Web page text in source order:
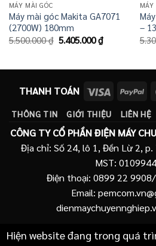
MÁY MÀI GÓC
Máy mài góc Makita GA7071
(2700W) 180mm
5.500.000₫ Giá
5.405.000₫Giá
–
THANH TOÁN
THÔNG TIN GIỚI THIỆU LIÊN HỆ
CÔNG TY CỔ PHẦN ĐIỆN MÁY
Địa chỉ: Số 24, lô 1, Đền Lừ 2,
MST:
Điện thoại: 0899 22
Email:
Hiện website đang trong quá